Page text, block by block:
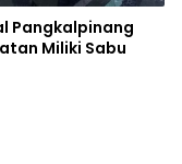
Pangkalpinang
Miliki Sabu